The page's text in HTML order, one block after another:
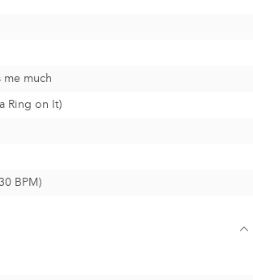
much
Ring on It)
BPM)